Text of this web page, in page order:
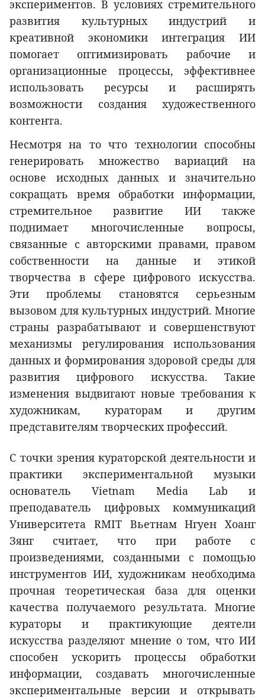
экспериментов. В условиях стремительного
развития культурных индустрий и
креативной экономики интеграция ИИ
помогает оптимизировать рабочие и
организационные процессы, эффективнее
использовать ресурсы и расширять
возможности создания художественного
контента.
Несмотря на то что технологии способны
генерировать множество вариаций на
основе исходных данных и значительно
сокращать время обработки информации,
стремительное развитие ИИ также
поднимает многочисленные вопросы,
связанные с авторскими правами, правом
собственности на данные и этикой
творчества в сфере цифрового искусства.
Эти проблемы становятся серьезным
вызовом для культурных индустрий. Многие
страны разрабатывают и совершенствуют
механизмы регулирования использования
данных и формирования здоровой среды для
развития цифрового искусства. Такие
изменения выдвигают новые требования к
художникам, кураторам и другим
представителям творческих профессий.
С точки зрения кураторской деятельности и
практики экспериментальной музыки
основатель Vietnam Media Lab и
преподаватель цифровых коммуникаций
Университета RMIT Вьетнам Нгуен Хоанг
Зянг считает, что при работе с
произведениями, созданными с помощью
инструментов ИИ, художникам необходима
прочная теоретическая база для оценки
качества получаемого результата. Многие
кураторы и практикующие деятели
искусства разделяют мнение о том, что ИИ
способен ускорить процессы обработки
информации, создавать многочисленные
экспериментальные версии и открывать